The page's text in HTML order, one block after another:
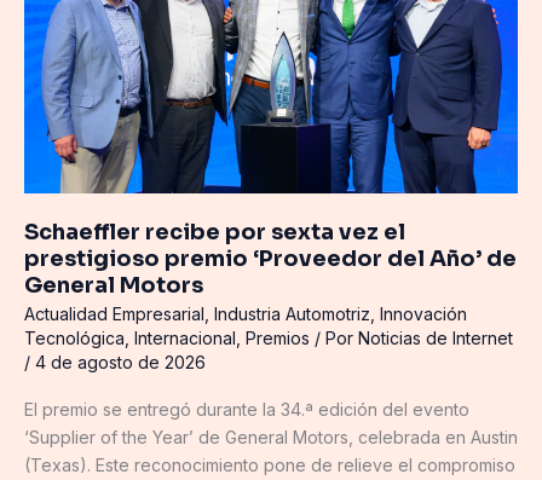
Schaeffler recibe por sexta vez el
prestigioso premio ‘Proveedor del Año’ de
General Motors
Actualidad Empresarial Industria Automotriz Innovación
Tecnológica Internacional Premios / Por Noticias de Internet
/ 4 de agosto de 2026
El premio se entregó durante la 34.ª edición del evento
‘Supplier of the Year’ de General Motors, celebrada en Austin
(Texas). Este reconocimiento pone de relieve el compromiso
el
prestigioso
premio
‘Proveedor
del
Año’
Motors